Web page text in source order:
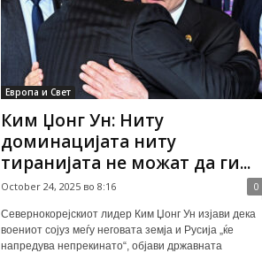
Европа и Свет
Ким Џонг Ун: Ниту
доминацијата ниту
тиранијата не можат да ги...
October 24, 2025 во 8:16 0
Севернокорејскиот лидер Ким Џонг Ун изјави дека
воениот сојуз меѓу неговата земја и Русија „ќе
напредува непрекинато“, објави државната